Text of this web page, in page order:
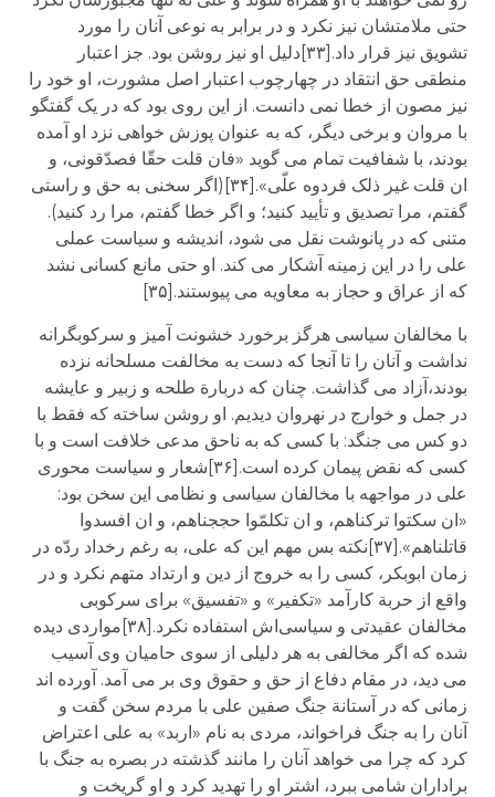
حتی ملامتشان نیز نکرد و در برابر به نوعی آنان را مورد
تشویق نیز قرار داد.[۳۳]دلیل او نیز روشن بود. جز اعتبار
منطقی حق انتقاد در چهارچوب اعتبار اصل مشورت، او خود را
نیز مصون از خطا نمی دانست. از این روی بود که در یک گفتگو
با مروان و برخی دیگر، که به عنوان پوزش خواهی نزد او آمده
بودند، با شفافیت تمام می گوید «فان قلت حقّا فصدّقونی، و
ان قلت غیر ذلک فردوه علّی».[۳۴](اگر سخنی به حق و راستی
گفتم، مرا تصدیق و تأیید کنید؛ و اگر خطا گفتم، مرا رد کنید).
متنی که در پانوشت نقل می شود، اندیشه و سیاست عملی
علی را در این زمینه آشکار می کند. او حتی مانع کسانی نشد
که از عراق و حجاز به معاویه می پیوستند.[۳۵]
با مخالفان سیاسی هرگز برخورد خشونت آمیز و سرکوبگرانه
نداشت و آنان را تا آنجا که دست به مخالفت مسلحانه نزده
بودند،آزاد می گذاشت. چنان که دربارة طلحه و زبیر و عایشه
در جمل و خوارج در نهروان دیدیم. او روشن ساخته که فقط با
دو کس می جنگد: با کسی که به ناحق مدعی خلافت است و با
کسی که نقض پیمان کرده است.[۳۶]شعار و سیاست محوری
علی در مواجهه با مخالفان سیاسی و نظامی این سخن بود:
«ان سکتوا ترکناهم، و ان تکلمّوا حججناهم، و ان افسدوا
قاتلناهم».[۳۷]نکته بس مهم این که علی، به رغم رخداد ردّه در
زمان ابوبکر، کسی را به خروج از دین و ارتداد متهم نکرد و در
واقع از حربة کارآمد «تکفیر» و «تفسیق» برای سرکوبی
مخالفان عقیدتی و سیاسی‌اش استفاده نکرد.[۳۸]مواردی دیده
شده که اگر مخالفی به هر دلیلی از سوی حامیان وی آسیب
می دید، در مقام دفاع از حق و حقوق وی بر می آمد. آورده اند
زمانی که در آستانة جنگ صفین علی با مردم سخن گفت و
آنان را به جنگ فراخواند، مردی به نام «اربد» به علی اعتراض
کرد که چرا می خواهد آنان را مانند گذشته در بصره به جنگ با
براداران شامی ببرد، اشتر او را تهدید کرد و او گریخت و